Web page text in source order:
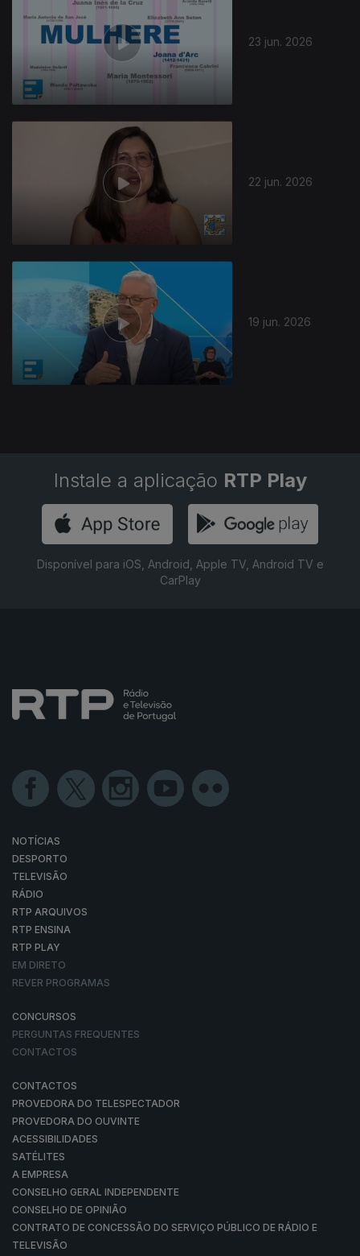
23 jun. 2026
22 jun. 2026
19 jun. 2026
Instale a aplicação RTP Play
Disponível para iOS, Android, Apple TV, Android TV e
CarPlay
NOTÍCIAS
DESPORTO
TELEVISÃO
RÁDIO
RTP ARQUIVOS
RTP ENSINA
RTP PLAY
EM DIRETO
REVER PROGRAMAS
CONCURSOS
PERGUNTAS FREQUENTES
CONTACTOS
CONTACTOS
PROVEDORA DO TELESPECTADOR
PROVEDORA DO OUVINTE
ACESSIBILIDADES
SATÉLITES
A EMPRESA
CONSELHO GERAL INDEPENDENTE
CONSELHO DE OPINIÃO
CONTRATO DE CONCESSÃO DO SERVIÇO PÚBLICO DE RÁDIO E
TELEVISÃO